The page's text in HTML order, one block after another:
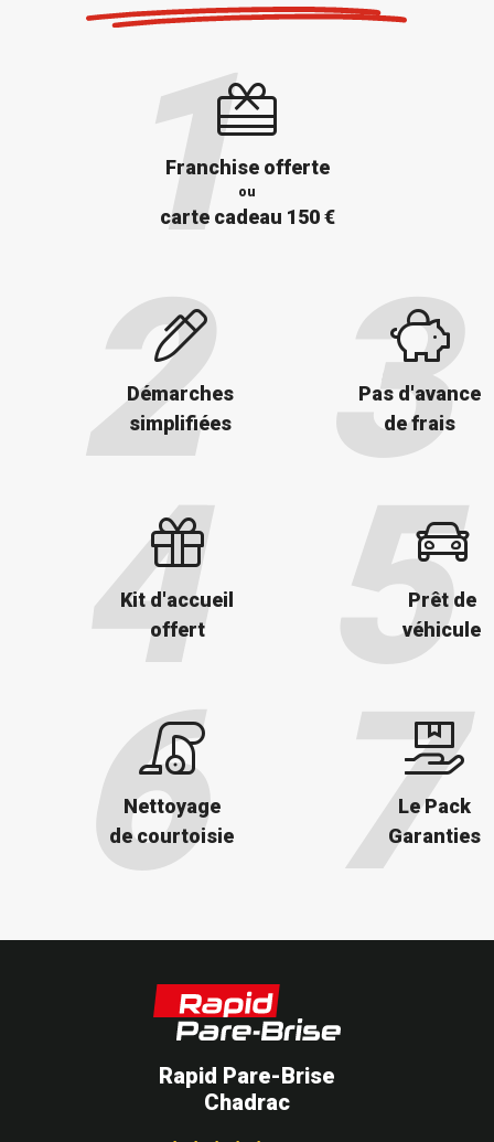
Franchise offerte
ou
carte cadeau 150 €
Démarches
simplifiées
Pas d'avance
de frais
Kit d'accueil
offert
Prêt de
véhicule
Nettoyage
de courtoisie
Le Pack
Garanties
Rapid Pare-Brise
Chadrac